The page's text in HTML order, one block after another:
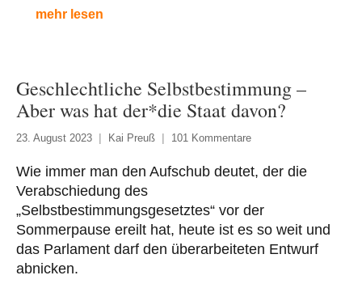
mehr lesen
Geschlechtliche Selbstbestimmung –
Aber was hat der*die Staat davon?
23. August 2023 Kai Preuß 101 Kommentare
Wie immer man den Aufschub deutet, der die
Verabschiedung des
„Selbstbestimmungsgesetztes“ vor der
Sommerpause ereilt hat, heute ist es so weit und
das Parlament darf den überarbeiteten Entwurf
abnicken.